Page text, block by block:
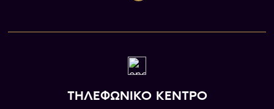
ΤΗΛΕΦΩΝΙΚΟ ΚΕΝΤΡΟ